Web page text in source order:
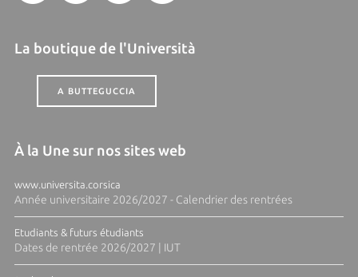
La boutique de l'Università
A BUTTEGUCCIA
À la Une sur nos sites web
www.universita.corsica
Année universitaire 2026/2027 - Calendrier des rentrées
Etudiants & futurs étudiants
Dates de rentrée 2026/2027 | IUT